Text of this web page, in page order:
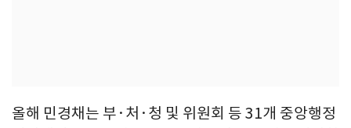
올해 민경채는 부·처·청 및 위원회 등 31개 중앙행정